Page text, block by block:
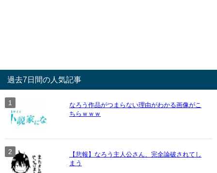
過去7日間の人気記事
なろう作品がつまらない理由がわかる画像がこ
ちらｗｗｗ
【悲報】なろう主人公さん、完全論破されてし
まう